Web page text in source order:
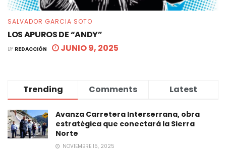
SALVADOR GARCIA SOTO
LOS APUROS DE “ANDY”
BY REDACCIÓN JUNIO 9, 2025
Trending Comments Latest
Avanza Carretera Interserrana, obra
estratégica que conectará la Sierra
Norte
NOVIEMBRE 15, 2025